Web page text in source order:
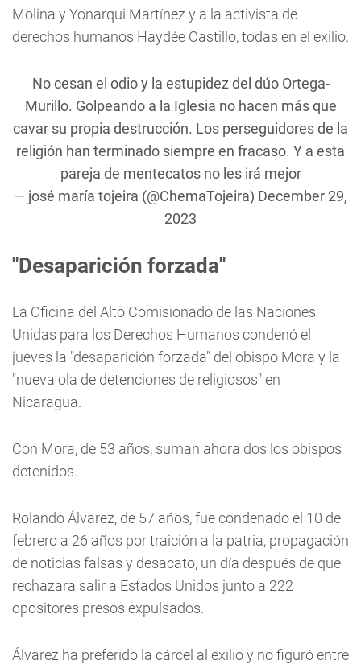
Molina y Yonarqui Martínez y a la activista de
derechos humanos Haydée Castillo, todas en el exilio.
No cesan el odio y la estupidez del dúo Ortega-
Murillo. Golpeando a la Iglesia no hacen más que
cavar su propia destrucción. Los perseguidores de la
religión han terminado siempre en fracaso. Y a esta
pareja de mentecatos no les irá mejor
— josé maría tojeira (@ChemaTojeira) December 29,
2023
"Desaparición forzada"
La Oficina del Alto Comisionado de las Naciones
Unidas para los Derechos Humanos condenó el
jueves la "desaparición forzada" del obispo Mora y la
"nueva ola de detenciones de religiosos" en
Nicaragua.
Con Mora, de 53 años, suman ahora dos los obispos
detenidos.
Rolando Álvarez, de 57 años, fue condenado el 10 de
febrero a 26 años por traición a la patria, propagación
de noticias falsas y desacato, un día después de que
rechazara salir a Estados Unidos junto a 222
opositores presos expulsados.
Álvarez ha preferido la cárcel al exilio y no figuró entre